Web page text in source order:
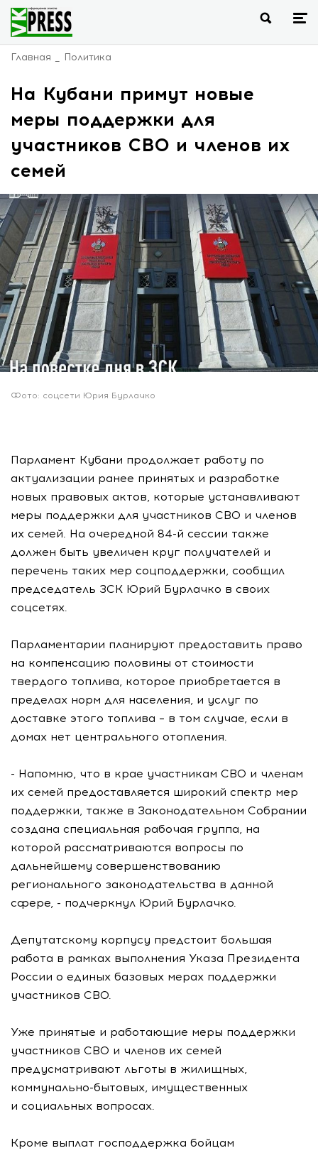
Главная Политика
На Кубани примут новые
меры поддержки для
участников СВО и членов их
семей
Фото: соцсети Юрия Бурлачко
Парламент Кубани продолжает работу по
актуализации ранее принятых и разработке
новых правовых актов, которые устанавливают
меры поддержки для участников СВО и членов
их семей. На очередной 84-й сессии также
должен быть увеличен круг получателей и
перечень таких мер соцподдержки, сообщил
председатель ЗСК Юрий Бурлачко в своих
соцсетях.
Парламентарии планируют предоставить право
на компенсацию половины от стоимости
твердого топлива, которое приобретается в
пределах норм для населения, и услуг по
доставке этого топлива – в том случае, если в
домах нет центрального отопления.
- Напомню, что в крае участникам СВО и членам
их семей предоставляется широкий спектр мер
поддержки, также в Законодательном Собрании
создана специальная рабочая группа, на
которой рассматриваются вопросы по
дальнейшему совершенствованию
регионального законодательства в данной
сфере, - подчеркнул Юрий Бурлачко.
Депутатскому корпусу предстоит большая
работа в рамках выполнения Указа Президента
России о единых базовых мерах поддержки
участников СВО.
Уже принятые и работающие меры поддержки
участников СВО и членов их семей
предусматривают льготы в жилищных,
коммунально-бытовых, имущественных
и социальных вопросах.
Кроме выплат господдержка бойцам